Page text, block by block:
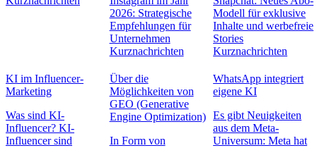
2026: Strategische
Empfehlungen für
Unternehmen
Kurznachrichten
Modell für exklusive
Inhalte und werbefreie
Stories
Kurznachrichten
KI im Influencer-
Marketing
Was sind KI-
Influencer? KI-
Influencer sind
Über die
Möglichkeiten von
GEO (Generative
Engine Optimization)
In Form von
WhatsApp integriert
eigene KI
Es gibt Neuigkeiten
aus dem Meta-
Universum: Meta hat